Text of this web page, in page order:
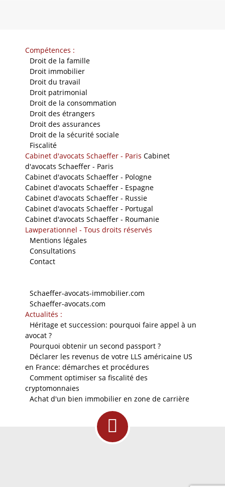
Compétences :
Droit de la famille
Droit immobilier
Droit du travail
Droit patrimonial
Droit de la consommation
Droit des étrangers
Droit des assurances
Droit de la sécurité sociale
Fiscalité
Cabinet d'avocats Schaeffer - Paris Cabinet
d'avocats Schaeffer - Paris
Cabinet d'avocats Schaeffer - Pologne
Cabinet d'avocats Schaeffer - Espagne
Cabinet d'avocats Schaeffer - Russie
Cabinet d'avocats Schaeffer - Portugal
Cabinet d'avocats Schaeffer - Roumanie
Lawperationnel - Tous droits réservés
Mentions légales
Consultations
Contact
Schaeffer-avocats-immobilier.com
Schaeffer-avocats.com
Actualités :
Héritage et succession: pourquoi faire appel à un
avocat ?
Pourquoi obtenir un second passport ?
Déclarer les revenus de votre LLS américaine US
en France: démarches et procédures
Comment optimiser sa fiscalité des
cryptomonnaies
Achat d'un bien immobilier en zone de carrière